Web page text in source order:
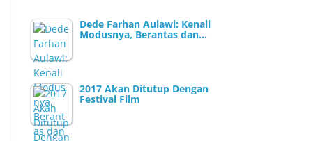
Dede Farhan Aulawi: Kenali
Modusnya, Berantas dan…
2017 Akan Ditutup Dengan
Festival Film